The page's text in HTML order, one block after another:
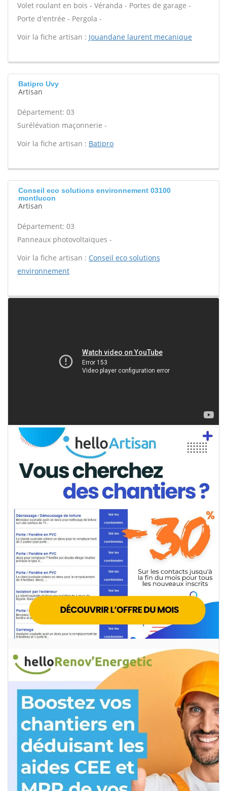
Volet roulant en bois - Véranda - Portes de garage -
Porte d'entrée - Pergola -
Voir la fiche artisan : Jouandane laurent mecanique
Batipro Uvy
Artisan
Département: 03
Surélévation maçonnerie -
Voir la fiche artisan : Batipro
Conseil eco solutions environnement 03100
montlucon
Artisan
Département: 03
Panneaux photovoltaïques -
Voir la fiche artisan : Conseil eco solutions
environnement